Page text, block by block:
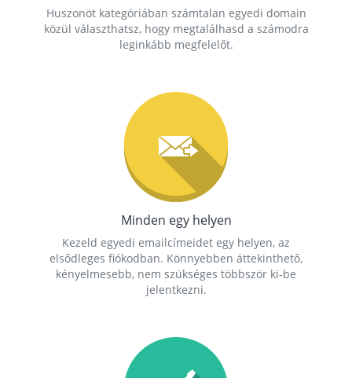
Huszonöt kategóriában számtalan egyedi domain
közül választhatsz, hogy megtalálhasd a számodra
leginkább megfelelőt.
Minden egy helyen
Kezeld egyedi emailcímeidet egy helyen, az
elsődleges fiókodban. Könnyebben áttekinthető,
kényelmesebb, nem szükséges többször ki-be
jelentkezni.